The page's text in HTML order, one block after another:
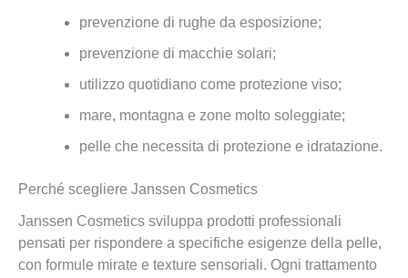
prevenzione di rughe da esposizione;
prevenzione di macchie solari;
utilizzo quotidiano come protezione viso;
mare, montagna e zone molto soleggiate;
pelle che necessita di protezione e idratazione.
Perché scegliere Janssen Cosmetics
Janssen Cosmetics sviluppa prodotti professionali
pensati per rispondere a specifiche esigenze della pelle,
con formule mirate e texture sensoriali. Ogni trattamento